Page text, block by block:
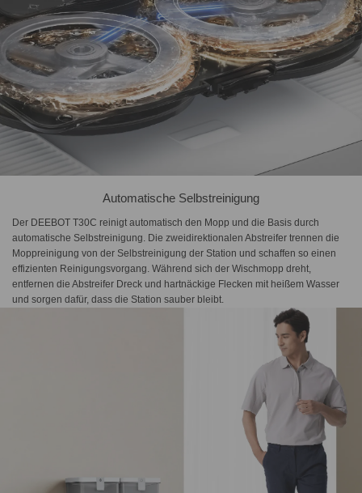
Automatische Selbstreinigung
Der DEEBOT T30C reinigt automatisch den Mopp und die Basis durch
automatische Selbstreinigung. Die zweidirektionalen Abstreifer trennen die
Moppreinigung von der Selbstreinigung der Station und schaffen so einen
effizienten Reinigungsvorgang. Während sich der Wischmopp dreht,
entfernen die Abstreifer Dreck und hartnäckige Flecken mit heißem Wasser
und sorgen dafür, dass die Station sauber bleibt.